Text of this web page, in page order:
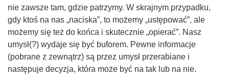
nie zawsze tam, gdzie patrzymy. W skrajnym przypadku,
gdy ktoś na nas „naciska”, to możemy „ustępować”, ale
możemy się też do końca i skutecznie „opierać”. Nasz
umysł(?) wydaje się być buforem. Pewne informacje
(pobrane z zewnątrz) są przez umysł przerabiane i
następuje decyzja, która może być na tak lub na nie.